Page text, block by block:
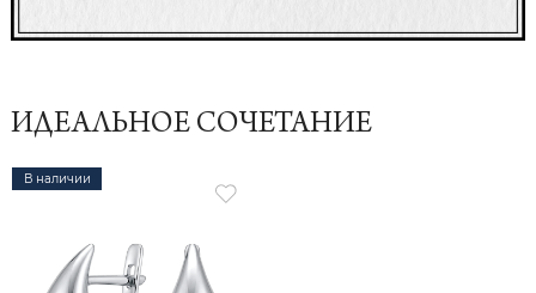
ИДЕАЛЬНОЕ СОЧЕТАНИЕ
В наличии